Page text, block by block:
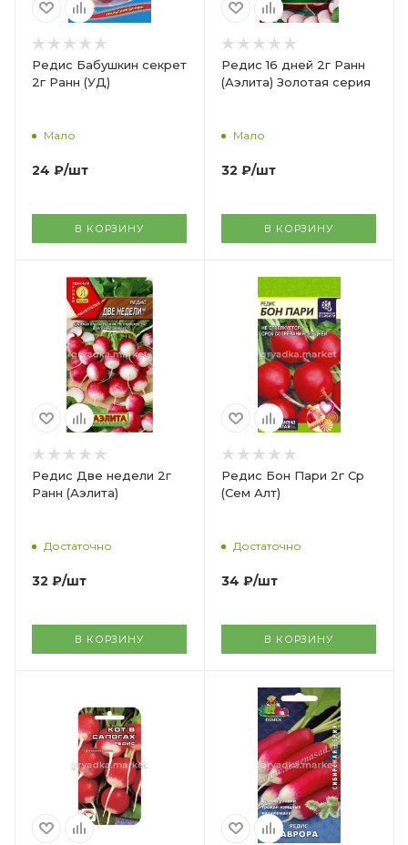
Редис Бабушкин секрет
2г Ранн (УД)
Мало
24 ₽/шт
В КОРЗИНУ
Редис 16 дней 2г Ранн
(Аэлита) Золотая серия
Мало
32 ₽/шт
В КОРЗИНУ
Редис Две недели 2г
Ранн (Аэлита)
Достаточно
32 ₽/шт
В КОРЗИНУ
Редис Бон Пари 2г Ср
(Сем Алт)
Достаточно
34 ₽/шт
В КОРЗИНУ